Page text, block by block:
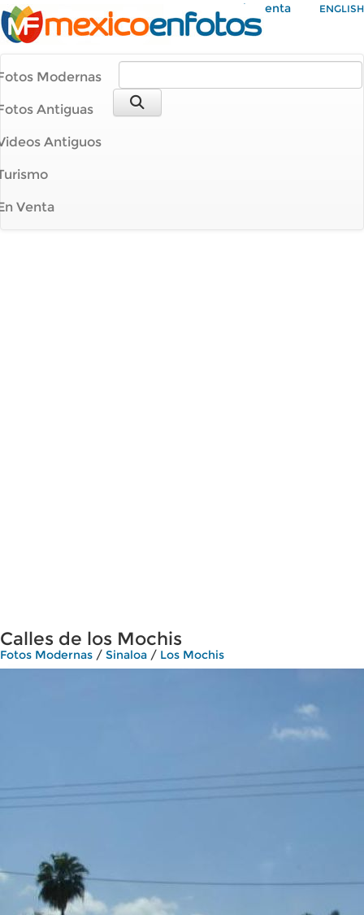
Mi Cuenta ENGLISH
Modernas
Antiguas
Antiguos
Venta
Calles de los Mochis
Fotos Modernas / Sinaloa / Los Mochis